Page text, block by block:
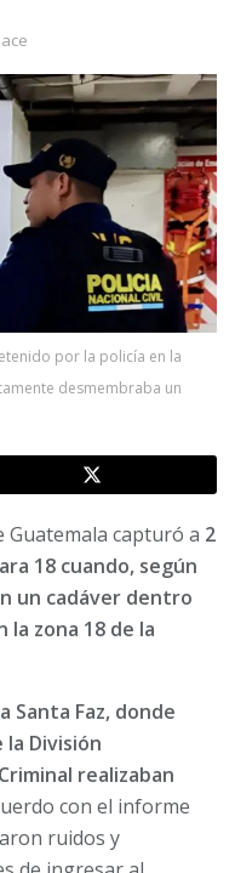
por la policía en la
desmembraba un
Guatemala capturó a 2
18 cuando, según
un cadáver dentro
la zona 18 de la
Santa Faz, donde
la División
realizaban
con el informe
ruidos y